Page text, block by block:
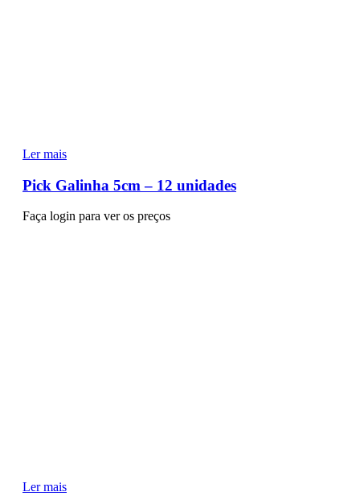
Ler mais
Pick Galinha 5cm – 12 unidades
Faça login para ver os preços
Ler mais